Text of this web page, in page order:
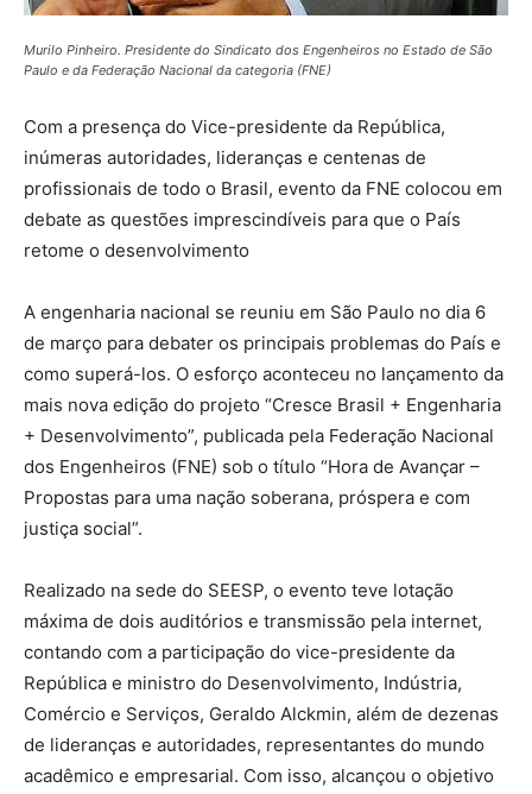
Murilo Pinheiro. Presidente do Sindicato dos Engenheiros no Estado de São
Paulo e da Federação Nacional da categoria (FNE)
Com a presença do Vice-presidente da República,
inúmeras autoridades, lideranças e centenas de
profissionais de todo o Brasil, evento da FNE colocou em
debate as questões imprescindíveis para que o País
retome o desenvolvimento
A engenharia nacional se reuniu em São Paulo no dia 6
de março para debater os principais problemas do País e
como superá-los. O esforço aconteceu no lançamento da
mais nova edição do projeto “Cresce Brasil + Engenharia
+ Desenvolvimento”, publicada pela Federação Nacional
dos Engenheiros (FNE) sob o título “Hora de Avançar –
Propostas para uma nação soberana, próspera e com
justiça social”.
Realizado na sede do SEESP, o evento teve lotação
máxima de dois auditórios e transmissão pela internet,
contando com a participação do vice-presidente da
República e ministro do Desenvolvimento, Indústria,
Comércio e Serviços, Geraldo Alckmin, além de dezenas
de lideranças e autoridades, representantes do mundo
acadêmico e empresarial. Com isso, alcançou o objetivo